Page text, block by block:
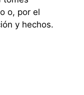
o, por el
y hechos.